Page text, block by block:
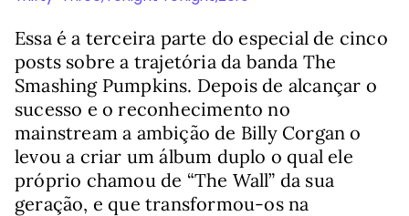
Essa é a terceira parte do especial de cinco
posts sobre a trajetória da banda The
Smashing Pumpkins. Depois de alcançar o
sucesso e o reconhecimento no
mainstream a ambição de Billy Corgan o
levou a criar um álbum duplo o qual ele
próprio chamou de “The Wall” da sua
geração, e que transformou-os na